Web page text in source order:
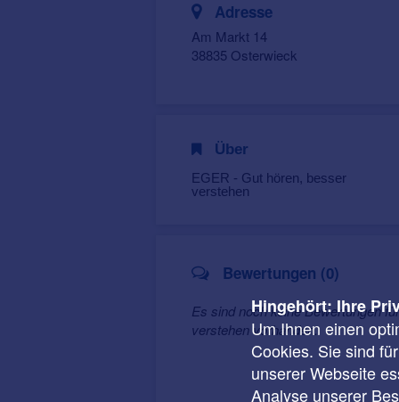
Adresse
Am Markt 14
38835 Osterwieck
Über
EGER - Gut hören, besser
verstehen
Bewertungen (0)
Es sind noch keine Bewertungen
verstehen vorhanden.
Hingehört: Ihre
Um Ihnen einen
Cookies. Sie sind
unserer Webseite
Analyse unserer